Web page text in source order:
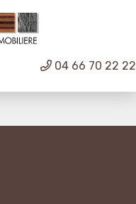
04 66 70 22 22